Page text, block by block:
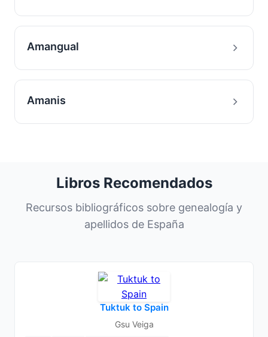
Amangual
Amanis
Libros Recomendados
Recursos bibliográficos sobre genealogía y
apellidos de España
Tuktuk to Spain
Gsu Veiga